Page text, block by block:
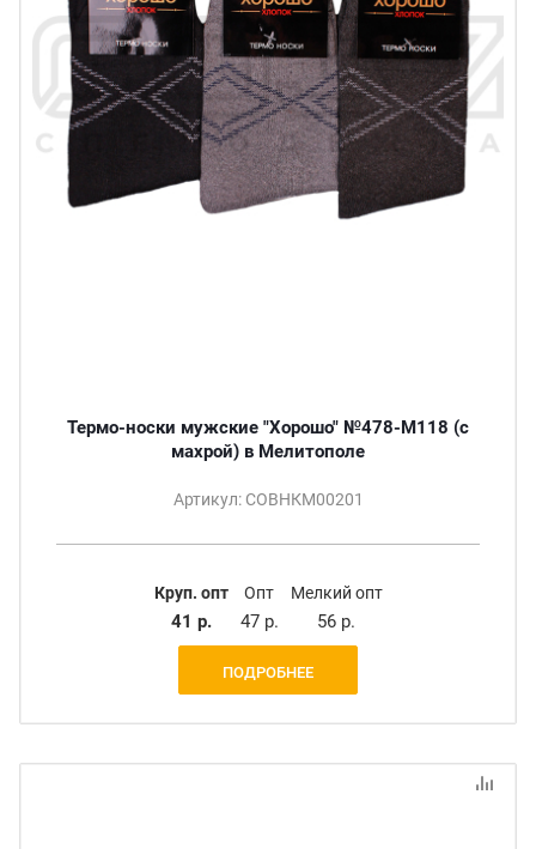
Термо-носки мужские "Хорошо" №478-M118 (с
махрой) в Мелитополе
Артикул: СОВНКМ00201
Круп. опт
41 р.
Опт
47 р.
Мелкий опт
56 р.
ПОДРОБНЕЕ